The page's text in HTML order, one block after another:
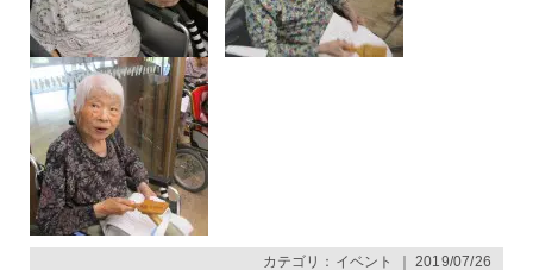
カテゴリ： イベント ｜ 2019/07/26